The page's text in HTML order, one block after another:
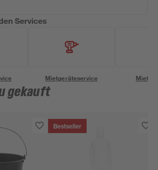
Services
Mietgeräteservice
gekauft
Bestseller